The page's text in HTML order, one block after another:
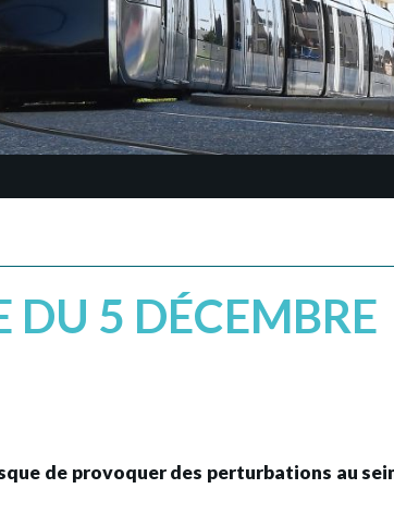
DU 5 DÉCEMBRE
de provoquer des perturbations au